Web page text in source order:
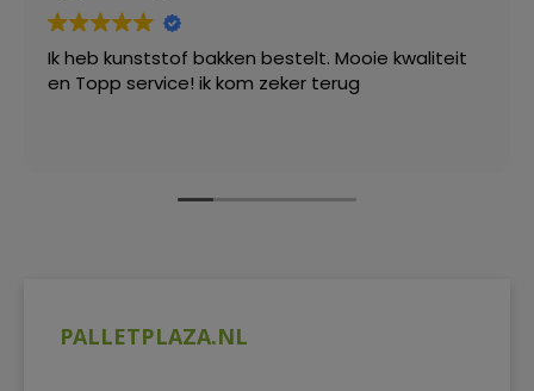
PALLETPLAZA.NL
Ik heb kunststof bakken bestelt. Mooie kwaliteit
en Topp service! ik kom zeker terug